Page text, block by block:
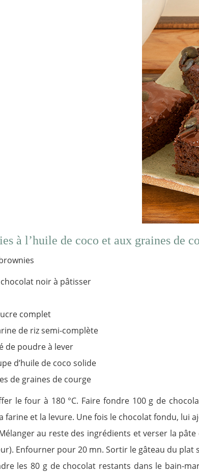
à l’huile de coco et aux graines de
chocolat noir à pâtisser
complet
de riz semi-complète
de poudre à lever
d’huile de coco solide
de graines de courge
le four à 180 °C. Faire fondre 100 g de
farine et la levure. Une fois le chocolat fondu, lui
au reste des ingrédients et verser la
Enfourner pour 20 mn. Sortir le gâteau du
les 80 g de chocolat restants dans le bain-